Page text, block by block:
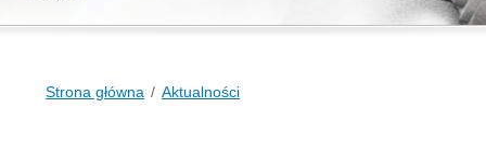
Strona główna Aktualności